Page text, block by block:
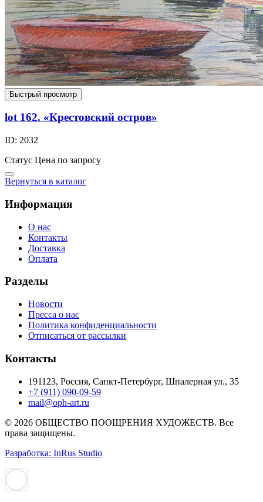
Быстрый просмотр
lot 162. «Крестовский остров»
ID: 2032
Статус Цена по запросу
Вернуться в каталог
Информация
О нас
Контакты
Доставка
Оплата
Разделы
Новости
Пресса о нас
Политика конфиденциальности
Отписаться от рассылки
Контакты
191123, Россия, Санкт-Петербург, Шпалерная ул., 35
+7 (911) 090-09-59
mail@oph-art.ru
© 2026 ОБЩЕСТВО ПООЩРЕНИЯ ХУДОЖЕСТВ. Все
права защищены.
Разработка: InRus Studio